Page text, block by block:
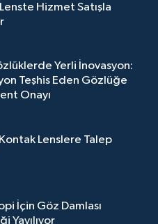
Hizmet Satışla
Yerli İnovasyon:
Teşhis Eden Gözlüğe
Onayı
Lenslere Talep
İçin Göz Damlası
Yayılıyor